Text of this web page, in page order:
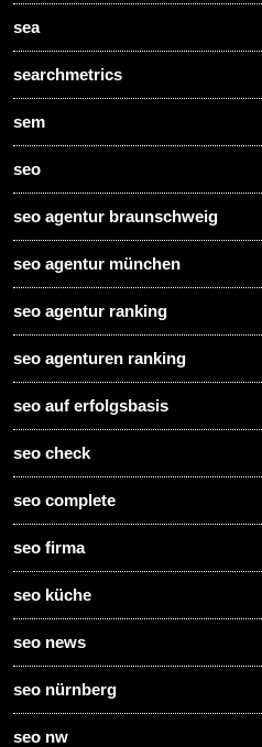
sea
searchmetrics
sem
seo
seo agentur braunschweig
seo agentur münchen
seo agentur ranking
seo agenturen ranking
seo auf erfolgsbasis
seo check
seo complete
seo firma
seo küche
seo news
seo nürnberg
seo nw